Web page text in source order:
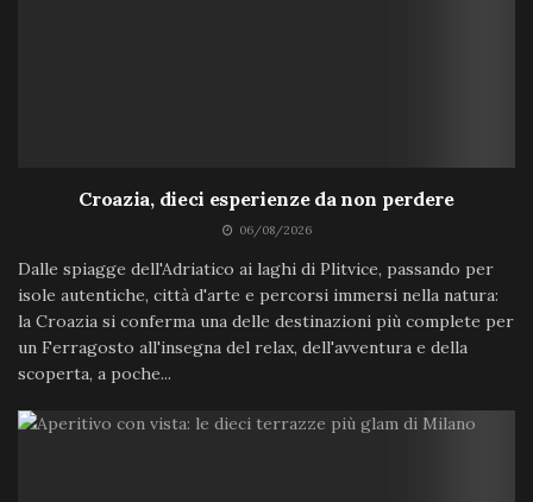
Croazia, dieci esperienze da non perdere
06/08/2026
Dalle spiagge dell'Adriatico ai laghi di Plitvice, passando per
isole autentiche, città d'arte e percorsi immersi nella natura:
la Croazia si conferma una delle destinazioni più complete per
un Ferragosto all'insegna del relax, dell'avventura e della
scoperta, a poche...